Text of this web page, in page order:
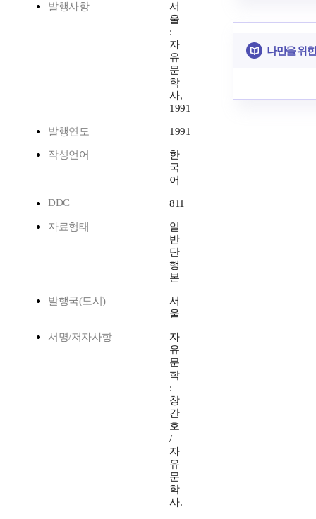
발행사항
서
울
:
자
유
문
학
사,
1991
발행연도 1991
작성언어
한
국
어
DDC
811
자료형태
일
반
단
행
본
발행국(도시)
서
울
서명/저자사항
자
유
문
학
:
창
간
호
/
자
유
문
학
사.
나만을 위